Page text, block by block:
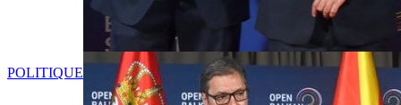
POLITIQUE